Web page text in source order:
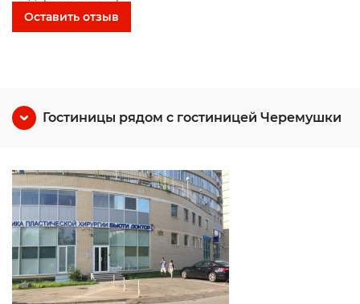
Оставить отзыв
Гостиницы рядом с гостиницей Черемушки